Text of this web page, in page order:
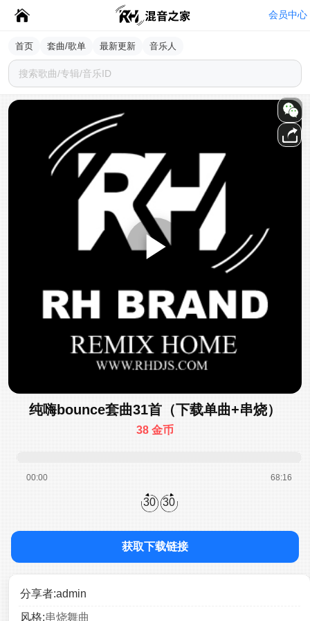
会员中心
首页 套曲/歌单 最新更新 音乐人
纯嗨bounce套曲31首（下载单曲+串烧）
38 金币
00:00 68:16
30 30
获取下载链接
分享者:admin
风格:串烧舞曲